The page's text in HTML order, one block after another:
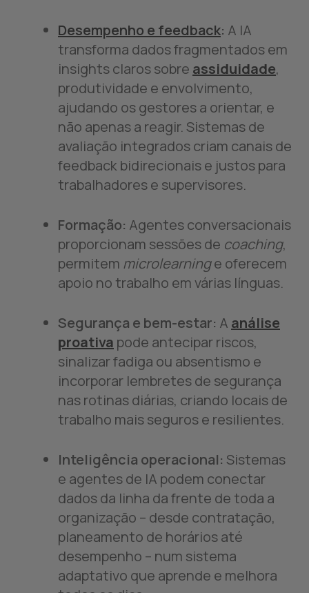
Desempenho e feedback: A IA
transforma dados fragmentados em
insights claros sobre assiduidade,
produtividade e envolvimento,
ajudando os gestores a orientar, e
não apenas a reagir. Sistemas de
avaliação integrados criam canais de
feedback bidirecionais e justos para
trabalhadores e supervisores.
Formação: Agentes conversacionais
proporcionam sessões de coaching,
permitem microlearninge oferecem
apoio no trabalho em várias línguas.
Segurança e bem-estar: A análise
proativa pode antecipar riscos,
sinalizar fadiga ou absentismo e
incorporar lembretes de segurança
nas rotinas diárias, criando locais de
trabalho mais seguros e resilientes.
Inteligência operacional: Sistemas
e agentes de IA podem conectar
dados da linha da frente de toda a
organização – desde contratação,
planeamento de horários até
desempenho – num sistema
adaptativo que aprende e melhora